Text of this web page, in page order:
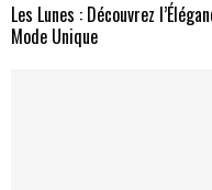
Les Lunes : Découvrez
Mode Unique